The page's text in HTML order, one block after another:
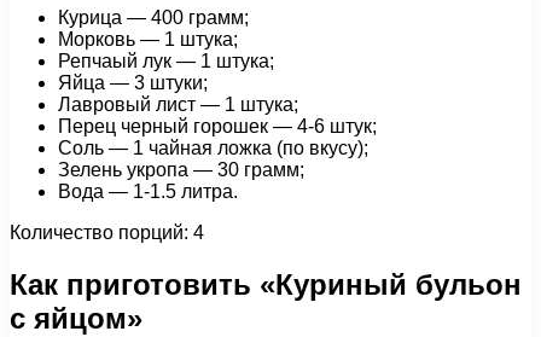
Курица — 400 грамм;
Морковь — 1 штука;
Репчаый лук — 1 штука;
Яйца — 3 штуки;
Лавровый лист — 1 штука;
Перец черный горошек — 4-6 штук;
Соль — 1 чайная ложка (по вкусу);
Зелень укропа — 30 грамм;
Вода — 1-1.5 литра.
Количество порций: 4
Как приготовить «Куриный бульон
с яйцом»